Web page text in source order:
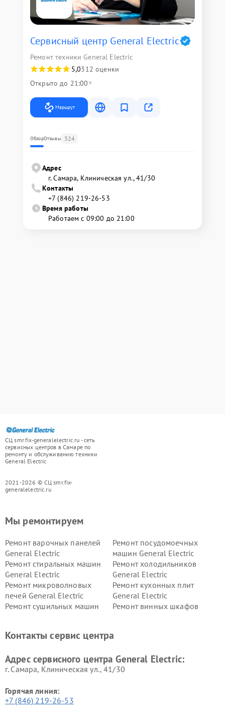
Сервисный центр General Electric
Ремонт техники General Electric
5,0312 оценки
Открыто до 21:00
Маршрут
ОбзорОтзывы 324
Адрес
г. Самара, Клиническая ул., 41/30
Контакты
+7 (846) 219-26-53
Время работы
Работаем с 09:00 до 21:00
СЦ smr.fix-generalelectric.ru - сеть
сервисных центров в Самаре по
ремонту и обслуживанию техники
General Electric
2021-2026 © СЦ smr.fix-
generalelectric.ru
Мы ремонтируем
Ремонт варочных панелей
General Electric
Ремонт посудомоечных
машин General Electric
Ремонт стиральных машин
General Electric
Ремонт холодильников
General Electric
Ремонт микроволновых
печей General Electric
Ремонт кухонных плит
General Electric
Ремонт сушильных машин
Ремонт винных шкафов
Electric
General Electric
Контакты сервис центра
Адрес сервисного центра General Electric:
г. Самара, Клиническая ул., 41/30
Горячая линия:
+7 (846) 219-26-53